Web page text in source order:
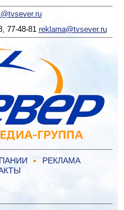
77-48-81 reklama@tvsever.ru
РЕКЛАМА